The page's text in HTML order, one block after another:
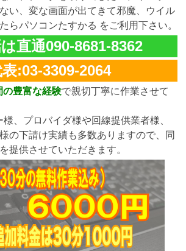
い、変な画面が出てきて邪魔、ウイル
らパソコンたすかる をご利用下さい。
直通090-8681-8362
:03-3309-2064
豊富な経験で親切丁寧に作業させて
、プロバイダ様や回線提供業者様、
の下請け実績も多数ありますので、同
提供させていただきます。